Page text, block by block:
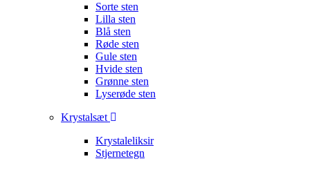
Sorte sten
Lilla sten
Blå sten
Røde sten
Gule sten
Hvide sten
Grønne sten
Lyserøde sten
Krystalsæt
Krystaleliksir
Stjernetegn